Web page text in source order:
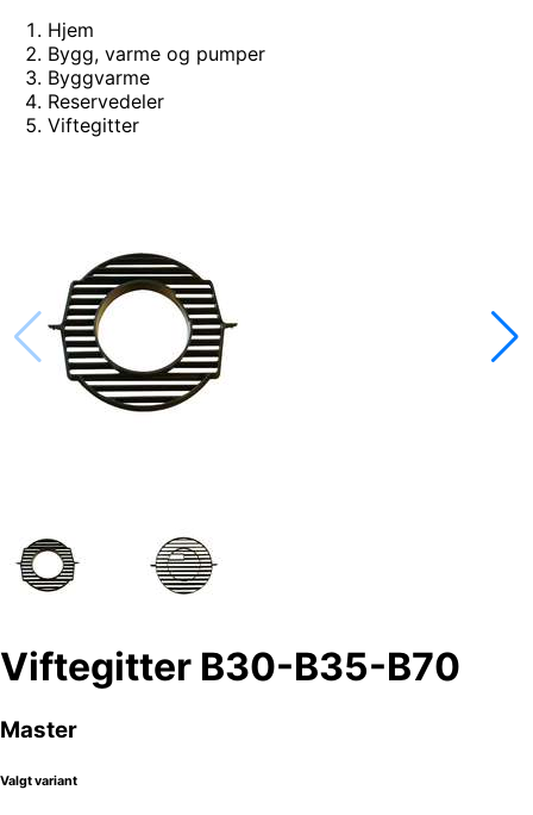
Hjem
Bygg, varme og pumper
Byggvarme
Reservedeler
Viftegitter
Viftegitter B30-B35-B70
Master
Valgt variant